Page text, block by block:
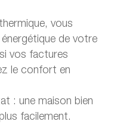
vous
de votre
vos factures
le confort en
: une maison bien
facilement.